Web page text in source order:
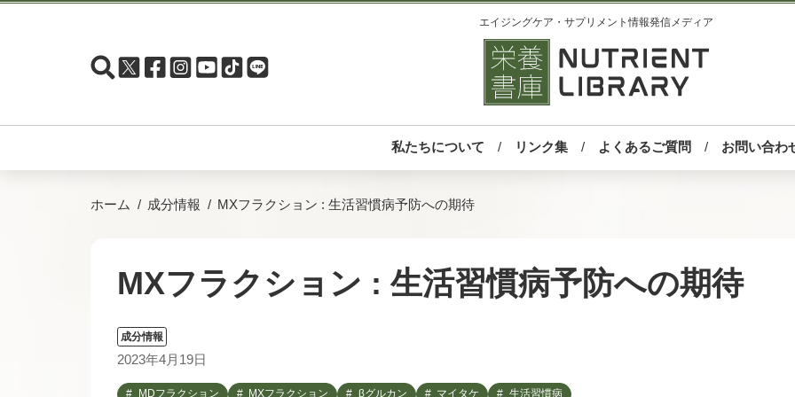
エイジングケア・サプリメント情報発信メディア
私たちについて リンク集 よくあるご質問 お問い合わ
ホーム 成分情報 MXフラクション : 生活習慣病予防への期待
MXフラクション : 生活習慣病予防への期待
成分情報
2023年4月19日
MDフラクション MXフラクション βグルカン マイタケ 生活習慣病